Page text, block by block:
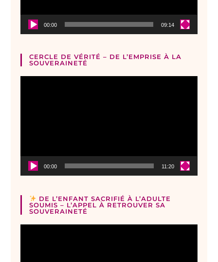
00:00 09:14
CERCLE DE VÉRITÉ – DE L’EMPRISE À LA
SOUVERAINETÉ
00:00 11:20
DE L’ENFANT SACRIFIÉ À L’ADULTE
SOUMIS – L’APPEL À RETROUVER SA
SOUVERAINETÉ